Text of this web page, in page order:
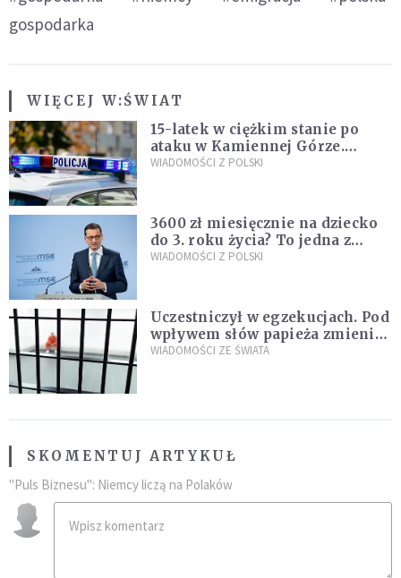
gospodarka
WIĘCEJ W:ŚWIAT
15-latek w ciężkim stanie po
ataku w Kamiennej Górze.
Policja zatrzymała dwóch
WIADOMOŚCI Z POLSKI
3600 zł miesięcznie na dziecko
do 3. roku życia? To jedna z
propozycji programu "Rozwój
WIADOMOŚCI Z POLSKI
Uczestniczył w egzekucjach. Pod
wpływem słów papieża zmienił
zdanie
WIADOMOŚCI ZE ŚWIATA
SKOMENTUJ ARTYKUŁ
"Puls Biznesu": Niemcy liczą na Polaków